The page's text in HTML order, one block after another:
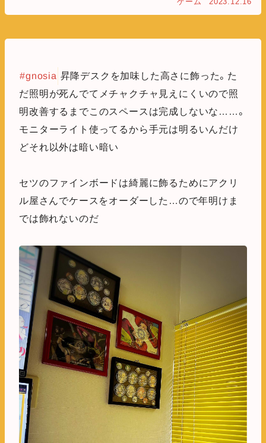
#gnosia 昇降デスクを加味した高さに飾った。た
だ照明が死んでてメチャクチャ見えにくいので照
明改善するまでこのスペースは完成しないな……。
モニターライト使ってるから手元は明るいんだけ
どそれ以外は暗い暗い
セツのファインボードは綺麗に飾るためにアクリ
ル屋さんでケースをオーダーした…ので年明けま
では飾れないのだ